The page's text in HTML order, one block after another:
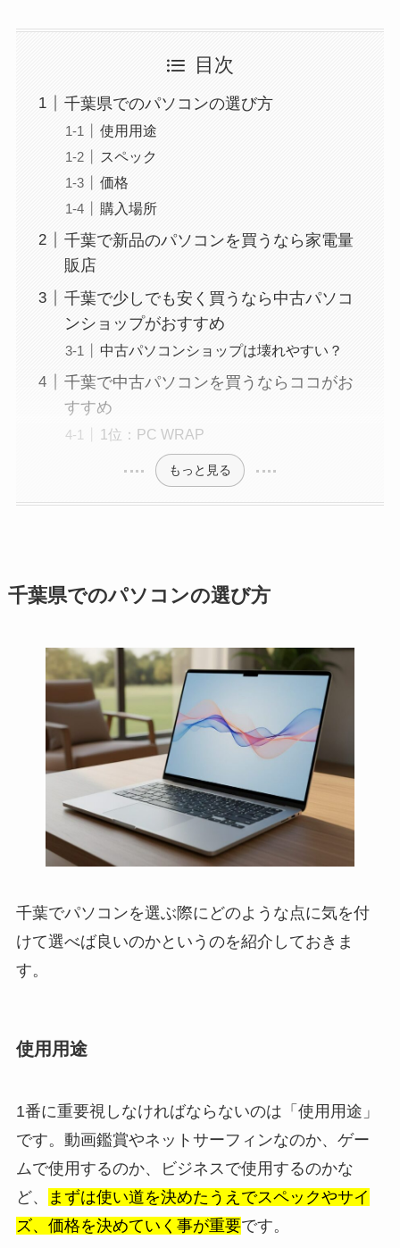
目次
千葉県でのパソコンの選び方
使用用途
スペック
価格
購入場所
千葉で新品のパソコンを買うなら家電量
販店
千葉で少しでも安く買うなら中古パソコ
ンショップがおすすめ
中古パソコンショップは壊れやすい？
千葉で中古パソコンを買うならココがお
すすめ
1位：PC WRAP
もっと見る
千葉県でのパソコンの選び方
千葉でパソコンを選ぶ際にどのような点に気を付
けて選べば良いのかというのを紹介しておきま
す。
使用用途
1番に重要視しなければならないのは「使用用途」
です。動画鑑賞やネットサーフィンなのか、ゲー
ムで使用するのか、ビジネスで使用するのかな
ど、
まずは使い道を決めたうえでスペックやサイ
ズ、価格を決めていく事が重要です。